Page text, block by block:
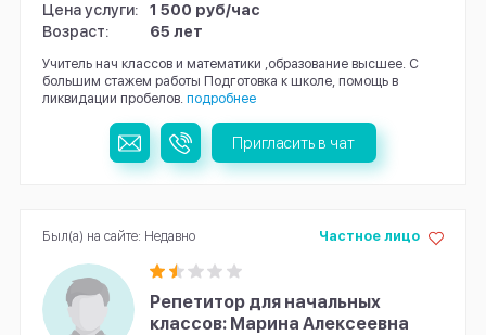
Цена услуги:
1 500 руб/час
Возраст:
65 лет
Учитель нач классов и математики ,образование высшее. С
большим стажем работы Подготовка к школе, помощь в
ликвидации пробелов. подробнее
Пригласить в чат
Репетитор для начальных
классов: Марина Алексеевна
Частное лицо
Был(а) на сайте: Недавно